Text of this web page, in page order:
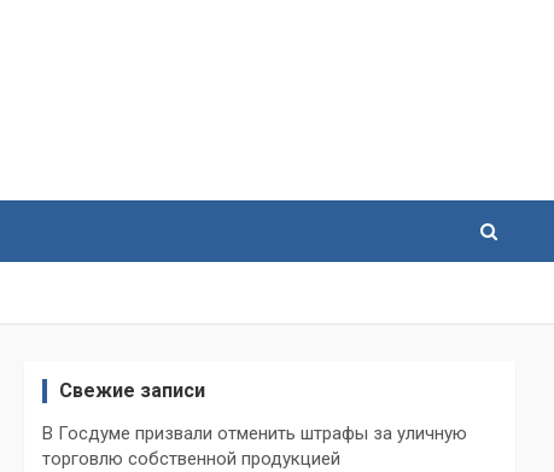
Свежие записи
В Госдуме призвали отменить штрафы за уличную
торговлю собственной продукцией